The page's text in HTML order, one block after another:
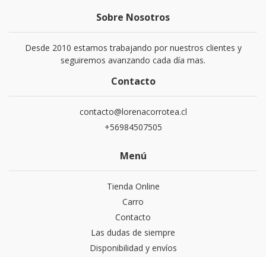
Sobre Nosotros
Desde 2010 estamos trabajando por nuestros clientes y
seguiremos avanzando cada día mas.
Contacto
contacto@lorenacorrotea.cl
+56984507505
Menú
Tienda Online
Carro
Contacto
Las dudas de siempre
Disponibilidad y envíos